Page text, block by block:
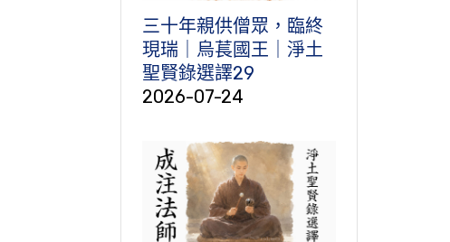
三十年親供僧眾，臨終
現瑞｜烏萇國王｜淨土
聖賢錄選譯29
2026-07-24